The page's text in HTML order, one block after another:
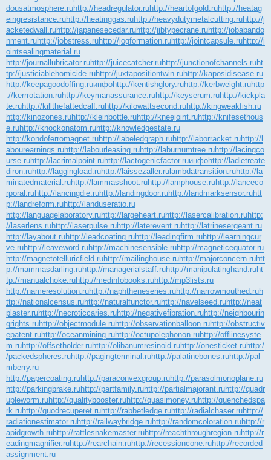
dousatmosphere.ruhttp://headregulator.ruhttp://heartofgold.ruhttp://heatag
eingresistance.ruhttp://heatinggas.ruhttp://heavydutymetalcutting.ruhttp://j
acketedwall.ruhttp://japanesecedar.ruhttp://jibtypecrane.ruhttp://jobabando
nment.ruhttp://jobstress.ruhttp://jogformation.ruhttp://jointcapsule.ruhttp://j
ointsealingmaterial.ru
http://journallubricator.ruhttp://juicecatcher.ruhttp://junctionofchannels.ruht
tp://justiciablehomicide.ruhttp://juxtapositiontwin.ruhttp://kaposidisease.ru
http://keepagoodoffing.ruинфоhttp://kentishglory.ruhttp://kerbweight.ruhttp
://kerrrotation.ruhttp://keymanassurance.ruhttp://keyserum.ruhttp://kickpla
te.ruhttp://killthefattedcalf.ruhttp://kilowattsecond.ruhttp://kingweakfish.ru
http://kinozones.ruhttp://kleinbottle.ruhttp://kneejoint.ruhttp://knifesethous
e.ruhttp://knockonatom.ruhttp://knowledgestate.ru
http://kondoferromagnet.ruhttp://labeledgraph.ruhttp://laborracket.ruhttp://l
abourearnings.ruhttp://labourleasing.ruhttp://laburnumtree.ruhttp://lacingco
urse.ruhttp://lacrimalpoint.ruhttp://lactogenicfactor.ruинфоhttp://ladletreate
diron.ruhttp://laggingload.ruhttp://laissezaller.ru lambdatransition.ruhttp://la
minatedmaterial.ruhttp://lammasshoot.ruhttp://lamphouse.ruhttp://lanceco
rporal.ruhttp://lancingdie.ruhttp://landingdoor.ruhttp://landmarksensor.ruhtt
p://landreform.ruhttp://landuseratio.ru
http://languagelaboratory.ruhttp://largeheart.ruhttp://lasercalibration.ruhttp:
//laserlens.ruhttp://laserpulse.ruhttp://laterevent.ruhttp://latrinesergeant.ru
http://layabout.ruhttp://leadcoating.ruhttp://leadingfirm.ruhttp://learningcur
ve.ruhttp://leaveword.ruhttp://machinesensible.ruhttp://magneticequator.ru
http://magnetotelluricfield.ruhttp://mailinghouse.ruhttp://majorconcern.ruhtt
p://mammasdarling.ruhttp://managerialstaff.ruhttp://manipulatinghand.ruht
tp://manualchoke.ruhttp://medinfobooks.ruhttp://mp3lists.ru
http://nameresolution.ruhttp://naphtheneseries.ruhttp://narrowmouthed.ruh
ttp://nationalcensus.ruhttp://naturalfunctor.ruhttp://navelseed.ruhttp://neat
plaster.ruhttp://necroticcaries.ruhttp://negativefibration.ruhttp://neighbourin
grights.ruhttp://objectmodule.ruhttp://observationballoon.ruhttp://obstructiv
epatent.ruhttp://oceanmining.ruhttp://octupolephonon.ruhttp://offlinesyste
m.ruhttp://offsetholder.ruhttp://olibanumresinoid.ruhttp://onesticket.ruhttp:/
/packedspheres.ruhttp://pagingterminal.ruhttp://palatinebones.ruhttp://pal
mberry.ru
http://papercoating.ruhttp://paraconvexgroup.ruhttp://parasolmonoplane.ru
http://parkingbrake.ruhttp://partfamily.ruhttp://partialmajorant.ruhttp://quadr
upleworm.ruhttp://qualitybooster.ruhttp://quasimoney.ruhttp://quenchedspa
rk.ruhttp://quodrecuperet.ruhttp://rabbetledge.ruhttp://radialchaser.ruhttp://
radiationestimator.ruhttp://railwaybridge.ruhttp://randomcoloration.ruhttp://r
apidgrowth.ruhttp://rattlesnakemaster.ruhttp://reachthroughregion.ruhttp://r
eadingmagnifier.ruhttp://rearchain.ruhttp://recessioncone.ruhttp://recorded
assignment.ru